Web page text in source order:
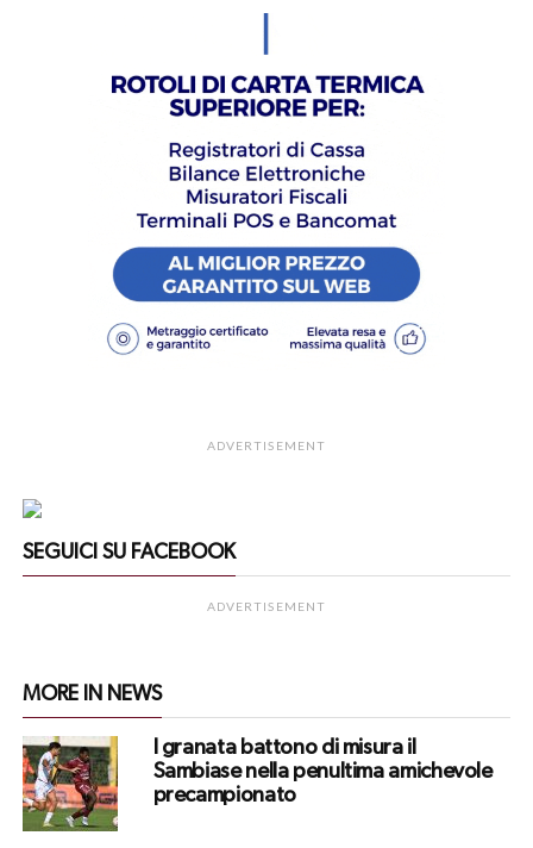
ADVERTISEMENT
SEGUICI SU FACEBOOK
ADVERTISEMENT
MORE IN NEWS
I granata battono di misura il
Sambiase nella penultima amichevole
precampionato